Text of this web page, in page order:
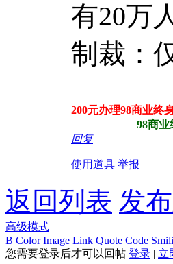
有20万
制裁：
200元办理98商业终
98商业终身会员
回复
使用道具 举报
返回列表 发
高级模式
B Color Image Link Quote Code
您需要登录后才可以回帖 登录 | 立